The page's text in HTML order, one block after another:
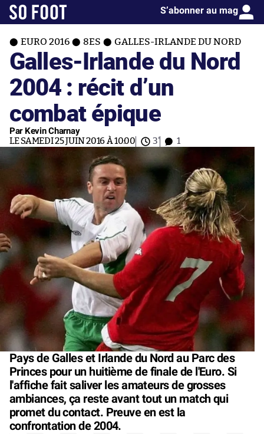
S’abonner au mag
EURO 2016 8ES GALLES-IRLANDE DU NORD
Galles-Irlande du Nord
2004 : récit d’un
combat épique
Par Kevin Charnay
LE SAMEDI 25 JUIN 2016 À 10:00 3' 1
Pays de Galles et Irlande du Nord au Parc des
Princes pour un huitième de finale de l'Euro. Si
l'affiche fait saliver les amateurs de grosses
ambiances, ça reste avant tout un match qui
promet du contact. Preuve en est la
confrontation de 2004.